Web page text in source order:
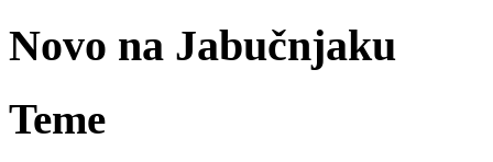
Novo na Jabučnjaku
Teme